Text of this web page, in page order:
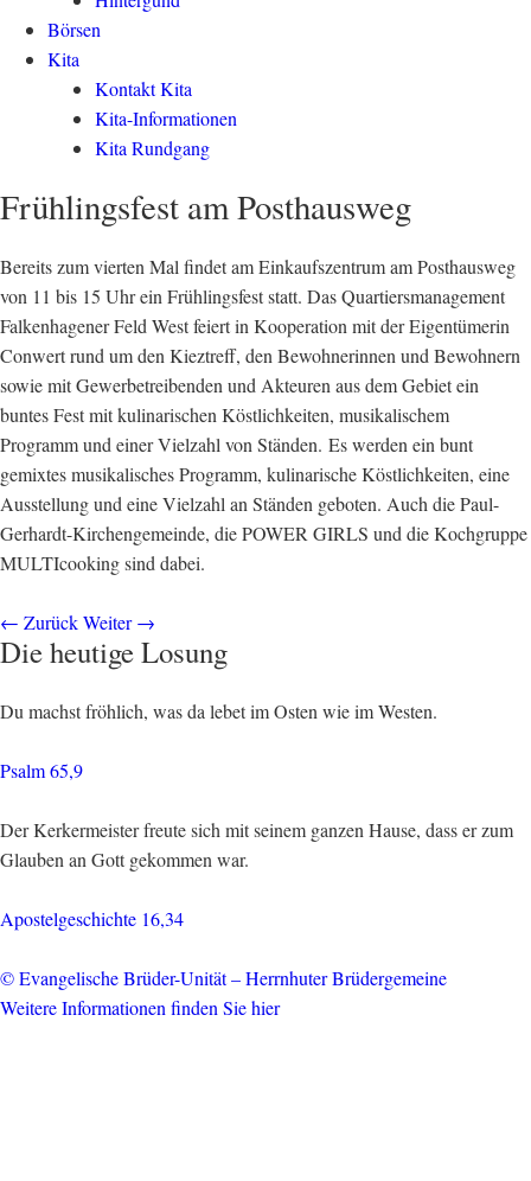
Börsen
Kita
Kontakt Kita
Kita-Informationen
Kita Rundgang
Frühlingsfest am Posthausweg
Bereits zum vierten Mal findet am Einkaufszentrum am Posthausweg
von 11 bis 15 Uhr ein Frühlingsfest statt. Das Quartiersmanagement
Falkenhagener Feld West feiert in Kooperation mit der Eigentümerin
Conwert rund um den Kieztreff, den Bewohnerinnen und Bewohnern
sowie mit Gewerbetreibenden und Akteuren aus dem Gebiet ein
buntes Fest mit kulinarischen Köstlichkeiten, musikalischem
Programm und einer Vielzahl von Ständen. Es werden ein bunt
gemixtes musikalisches Programm, kulinarische Köstlichkeiten, eine
Ausstellung und eine Vielzahl an Ständen geboten. Auch die Paul-
Gerhardt-Kirchengemeinde, die POWER GIRLS und die Kochgruppe
MULTIcooking sind dabei.
← ZurückWeiter→
Die heutige Losung
Du machst fröhlich, was da lebet im Osten wie im Westen.
Psalm 65,9
Der Kerkermeister freute sich mit seinem ganzen Hause, dass er zum
Glauben an Gott gekommen war.
Apostelgeschichte 16,34
© Evangelische Brüder-Unität – Herrnhuter Brüdergemeine
Weitere Informationen finden Sie hier